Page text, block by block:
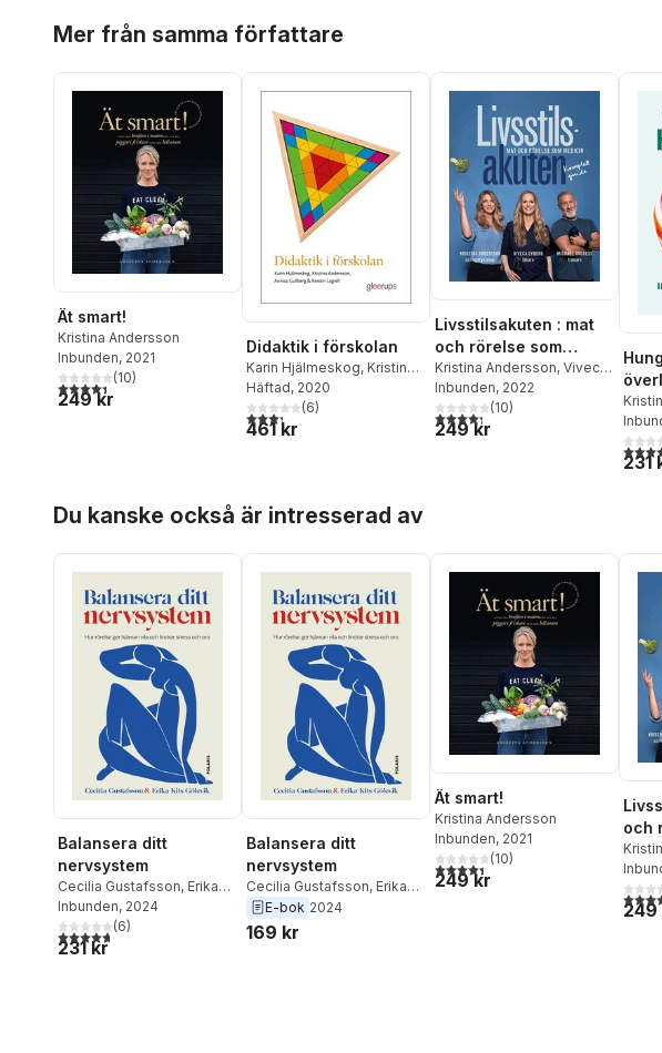
Mer från samma författare
Ät smart!
Kristina Andersson
Inbunden, 2021
4,4utav 5 stjärnor. Totalt antal röster:
(10)
249 kr
Didaktik i förskolan
Karin Hjälmeskog, Kristina
Andersson,Annica
Gullberg,Kerstin Lagrell
Häftad, 2020
3,3utav 5 stjärnor. Totalt antal röster:
(6)
461 kr
Livsstilsakuten : mat
och rörelse som
medicin
Kristina Andersson, Viveca
Gyberg,Michael Angress
Inbunden, 2022
4,3utav 5 stjärnor. Totalt antal
(10)
249 kr
3,5
231
Du kanske också är intresserad av
Balansera ditt
nervsystem
Cecilia Gustafsson, Erika
Kits Gölevik
Inbunden, 2024
4,7utav 5 stjärnor. Totalt antal röster:
(6)
231 kr
Balansera ditt
nervsystem
Cecilia Gustafsson, Erika
Kits Gölevik
E-bok 2024
169 kr
Ät smart!
Kristina Andersson
Inbunden, 2021
4,4utav 5 stjärnor. Totalt antal
(10)
249 kr
och
4,3
249